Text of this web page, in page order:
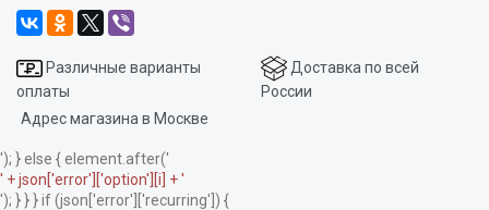
Различные варианты
оплаты
Доставка по всей
России
Адрес магазина в Москве
'); } else { element.after('
' + json['error']['option'][i] + '
'); } } } if (json['error']['recurring']) {